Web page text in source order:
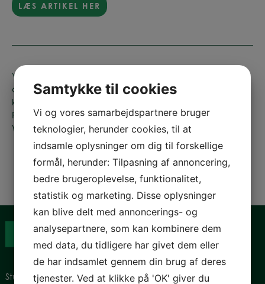
LÆS ARTIKEL HER
Vi mangler fortsat en holdbar plan for, hvordan børn i
de mest udsatte positioner skal komme til at kende og
kunne bruge deres rettigheder, skriver David Adrian
Pedersen, Johanne Schmidt-Nielsen og Jette
Wilhelmsen.
Studiestræde 28, st.
Samtykke til cookies
Vi og vores samarbejdspartnere bruger
teknologier, herunder cookies, til at
indsamle oplysninger om dig til forskellige
formål, herunder: Tilpasning af annoncering,
bedre brugeroplevelse, funktionalitet,
statistik og marketing. Disse oplysninger
kan blive delt med annoncerings- og
analysepartnere, som kan kombinere dem
med data, du tidligere har givet dem eller
de har indsamlet gennem din brug af deres
tjenester. Ved at klikke på 'OK' giver du